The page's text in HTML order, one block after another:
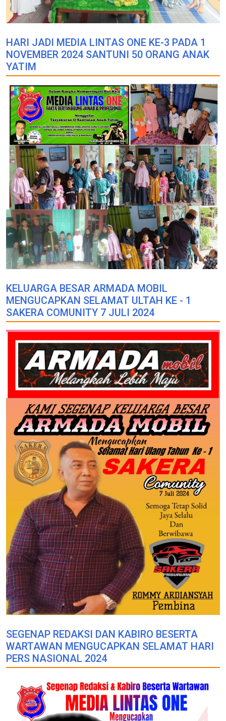
HARI JADI MEDIA LINTAS ONE KE-3 PADA 1
NOVEMBER 2024 SANTUNI 50 ORANG ANAK
YATIM
KELUARGA BESAR ARMADA MOBIL
MENGUCAPKAN SELAMAT ULTAH KE - 1
SAKERA COMUNITY 7 JULI 2024
SEGENAP REDAKSI DAN KABIRO BESERTA
WARTAWAN MENGUCAPKAN SELAMAT HARI
PERS NASIONAL 2024